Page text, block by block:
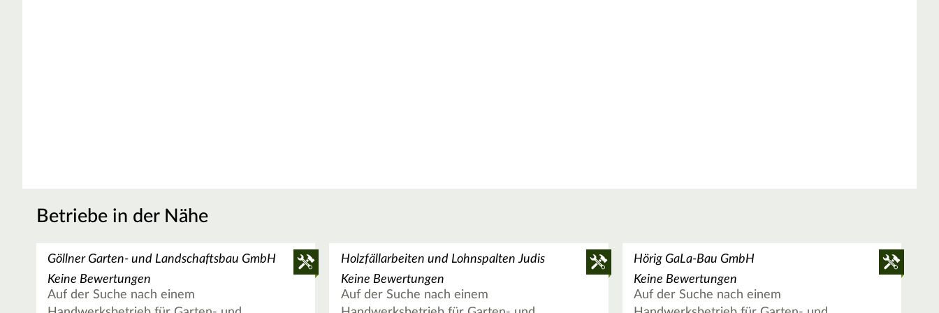
Betriebe in der Nähe
Göllner Garten- und Landschaftsbau GmbH
Keine Bewertungen
Auf der Suche nach einem
Holzfällarbeiten und Lohnspalten Judis
Keine Bewertungen
Auf der Suche nach einem
Hörig GaLa-Bau GmbH
Keine Bewertungen
Auf der Suche nach einem